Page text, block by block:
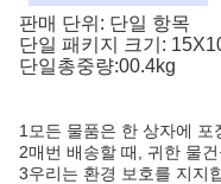
판매 단위: 단일 항목
단일 패키지 크기:
단일총중량:00.4kg
1모든 물품은 한 상자에 포
2매번 배송할 때, 귀한 물
3우리는 환경 보호를 지지